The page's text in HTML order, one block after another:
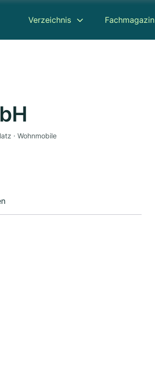
Verzeichnis Fachmagazin
· Wohnmobile